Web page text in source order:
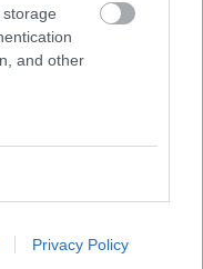
and other
Privacy Policy